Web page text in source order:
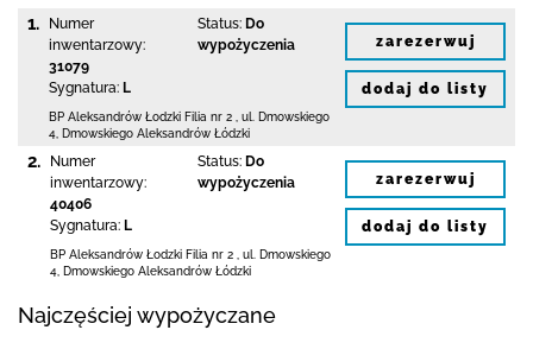
1.
Numer
inwentarzowy:
31079
Sygnatura: L
Status: Do
wypożyczenia
BP Aleksandrów Łodzki Filia nr 2
ul. Dmowskiego
4 Dmowskiego Aleksandrów Łódzki
zarezerwuj
dodaj do listy
2.
Numer
inwentarzowy:
40406
Sygnatura: L
Status: Do
wypożyczenia
BP Aleksandrów Łodzki Filia nr 2
ul. Dmowskiego
4 Dmowskiego Aleksandrów Łódzki
zarezerwuj
dodaj do listy
Najczęściej wypożyczane